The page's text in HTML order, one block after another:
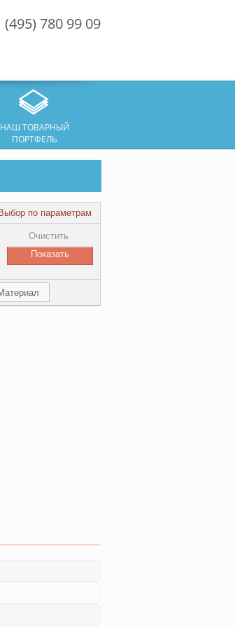
(495) 780 99 09
НАШ ТОВАРНЫЙ
ПОРТФЕЛЬ
Выбор по параметрам
Очистить